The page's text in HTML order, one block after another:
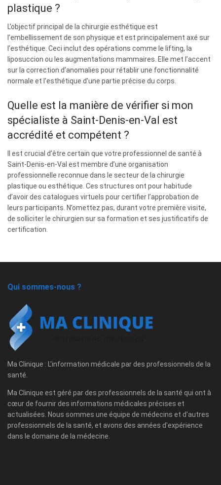
plastique ?
L’objectif principal de la chirurgie esthétique est
l’embellissement de son physique et est principalement axé sur
l’esthétique. Ceci inclut des opérations comme le lifting, la
liposuccion ou les augmentations mammaires. Elle met l’accent
sur la correction d’anomalies pour rétablir une fonctionnalité
normale et l’esthétique d’une partie précise du corps.
Quelle est la manière de vérifier si mon
spécialiste à Saint-Denis-en-Val est
accrédité et compétent ?
Il est crucial d’être certain que votre professionnel de santé à
Saint-Denis-en-Val est membre d’une organisation
professionnelle reconnue dans le secteur de la chirurgie
plastique ou esthétique. Ces structures ont pour habitude
d’avoir des catalogues virtuels pour certifier l’approbation de
leurs participants. N’omettez pas, durant votre première visite,
de solliciter le chirurgien sur sa formation et ses justificatifs de
certification.
Qui sommes-nous ?
Ma Clinique : L'information médicale par des professionnels de la
santé.
Ma Clinique est géré par des professionnels de la santé qui ont à
cœur de fournir des informations médicales précises et
actualisées. Nous sommes une équipe de médecins et d'autres
professionnels de la santé, et avons des années d'expérience
dans le domaine de la médecine.